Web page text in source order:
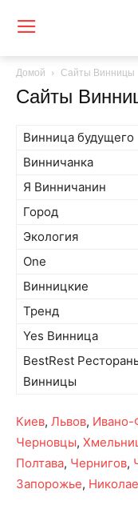
Домой Сайты Винницы
Сайты
Винница будущего
Винничанка
Я Винничанин
Город
Экология
One
Винницкие
Тренд
Yes Винница
BestRest
Винницы
Киев, Львов, Ивано-
Черновцы,
Полтава, Чернигов,
Запорожье,